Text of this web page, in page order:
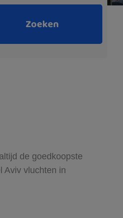
de goedkoopste
Aviv vluchten in